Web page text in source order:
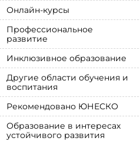
Онлайн-курсы
Профессиональное
развитие
Инклюзивное образование
Другие области обучения и
воспитания
Рекомендовано ЮНЕСКО
Образование в интересах
устойчивого развития